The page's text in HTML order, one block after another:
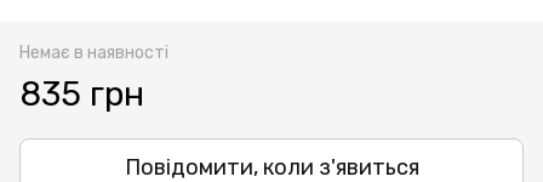
Немає в наявності
835 грн
Повідомити, коли з'явиться